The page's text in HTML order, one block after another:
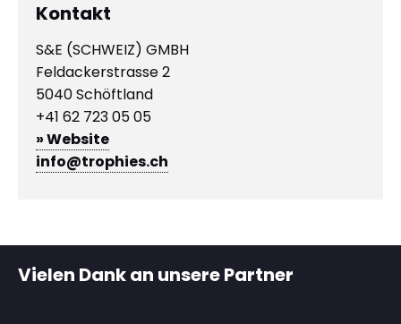
Kontakt
S&E (SCHWEIZ) GMBH
Feldackerstrasse 2
5040 Schöftland
+41 62 723 05 05
» Website
info@trophies.ch
Vielen Dank an unsere Partner